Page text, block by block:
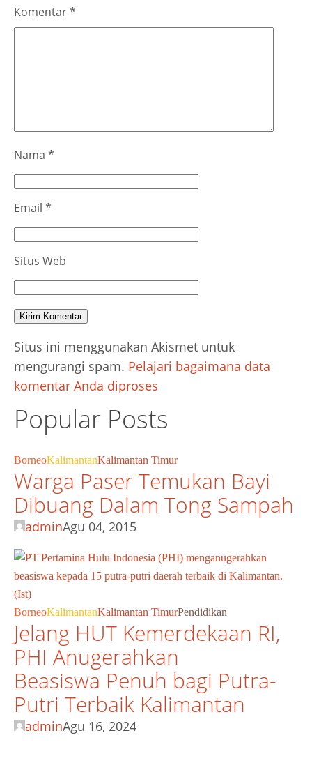
Komentar*
Nama *
Email *
Situs Web
Situs ini menggunakan Akismet untuk
mengurangi spam. Pelajari bagaimana data
komentar Anda diproses
Popular Posts
BorneoKalimantanKalimantan Timur
Warga Paser Temukan Bayi
Dibuang Dalam Tong Sampah
adminAgu 04, 2015
BorneoKalimantanKalimantan TimurPendidikan
Jelang HUT Kemerdekaan RI,
PHI Anugerahkan
Beasiswa Penuh bagi Putra-
Putri Terbaik Kalimantan
adminAgu 16, 2024